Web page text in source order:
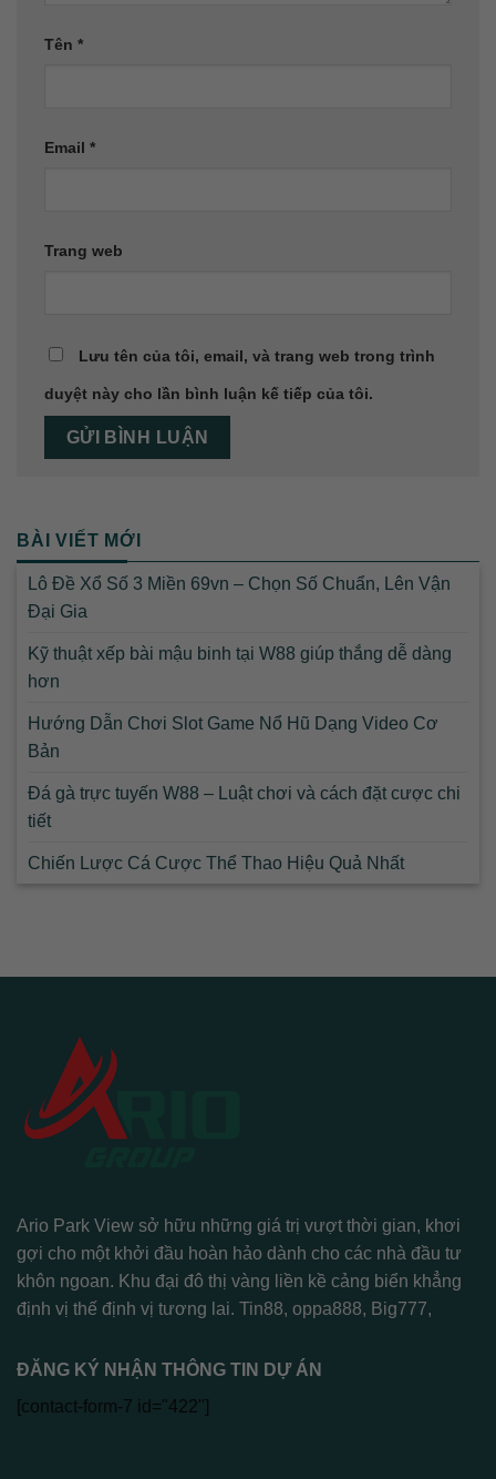
Tên *
Email *
Trang web
Lưu tên của tôi, email, và trang web trong trình
duyệt này cho lần bình luận kế tiếp của tôi.
BÀI VIẾT MỚI
Lô Đề Xổ Số 3 Miền 69vn – Chọn Số Chuẩn, Lên Vận
Đại Gia
Kỹ thuật xếp bài mậu binh tại W88 giúp thắng dễ dàng
hơn
Hướng Dẫn Chơi Slot Game Nổ Hũ Dạng Video Cơ
Bản
Đá gà trực tuyến W88 – Luật chơi và cách đặt cược chi
tiết
Chiến Lược Cá Cược Thể Thao Hiệu Quả Nhất
Ario Park View sở hữu những giá trị vượt thời gian, khơi
gợi cho một khởi đầu hoàn hảo dành cho các nhà đầu tư
khôn ngoan. Khu đại đô thị vàng liền kề cảng biển khẳng
định vị thế định vị tương lai.
Tin88, oppa888, Big777,
ĐĂNG KÝ NHẬN THÔNG TIN DỰ ÁN
[contact-form-7 id="422"]